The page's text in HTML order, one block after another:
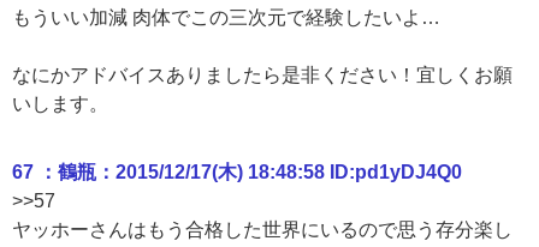
もういい加減 肉体でこの三次元で経験したいよ…
なにかアドバイスありましたら是非ください！宜しくお願
いします。
67 ：鶴瓶：2015/12/17(木) 18:48:58 ID:pd1yDJ4Q0
>>57
ヤッホーさんはもう合格した世界にいるので思う存分楽し